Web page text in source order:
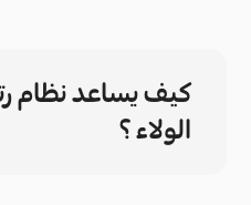
كيف يساعد نظام
الولاء ؟